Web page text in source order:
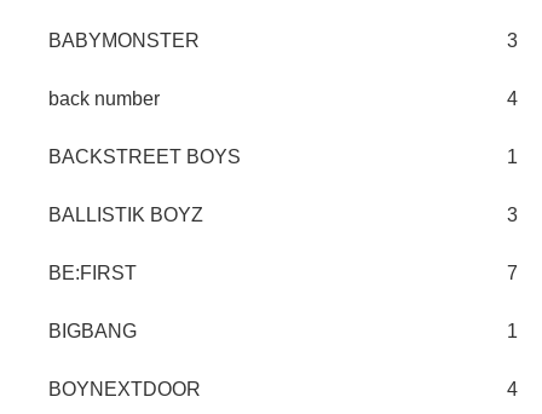
BABYMONSTER 3
back number 4
BACKSTREET BOYS 1
BALLISTIK BOYZ 3
BE:FIRST 7
BIGBANG 1
BOYNEXTDOOR 4